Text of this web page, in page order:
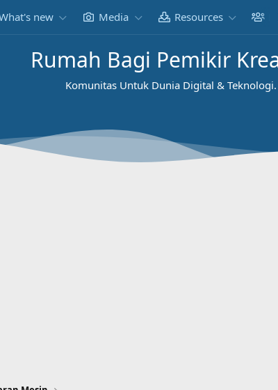
new Media Resources
Rumah Bagi Pemikir
Komunitas Untuk Dunia Digital & Teknologi.